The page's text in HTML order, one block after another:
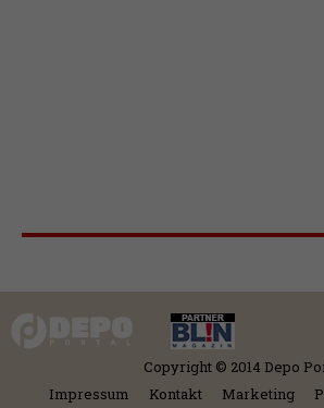
Copyright © 2014 Depo
Impressum
Kontakt Marketing